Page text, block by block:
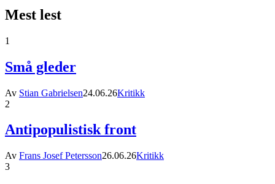
Mest lest
1
Små gleder
Av Stian Gabrielsen24.06.26Kritikk
2
Antipopulistisk front
Av Frans Josef Petersson26.06.26Kritikk
3